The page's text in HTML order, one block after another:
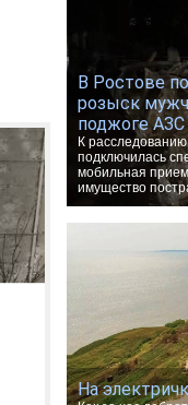
В Ростове
розыск
поджоге
К
подключилась
мобильная
имущество
На